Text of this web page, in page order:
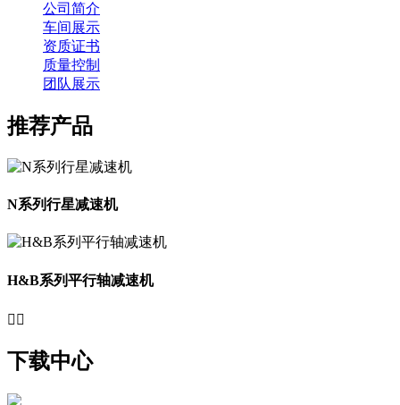
公司简介
车间展示
资质证书
质量控制
团队展示
推荐产品
N系列行星减速机
H&B系列平行轴减速机
 
下载中心